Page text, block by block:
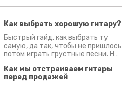
Как выбрать хорошую гитару?
Быстрый гайд, как выбрать ту
самую, да так, чтобы не пришлось
потом играть грустные песни. На
Как мы отстраиваем гитары
перед продажей